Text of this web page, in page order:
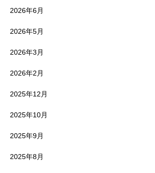
2026年6月
2026年5月
2026年3月
2026年2月
2025年12月
2025年10月
2025年9月
2025年8月